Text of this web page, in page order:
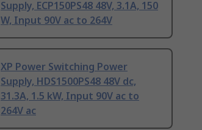
Supply, ECP150PS48 48V, 3.1A, 150
W, Input 90V ac to 264V
XP Power Switching Power
Supply, HDS1500PS48 48V dc,
31.3A, 1.5 kW, Input 90V ac to
264V ac